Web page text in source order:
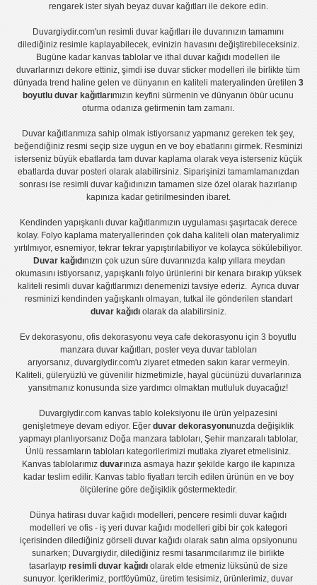
rengarek ister siyah beyaz duvar kağıtlarıile dekore edin.
Duvargiydir.com'unresimli duvar kağıtları ile duvarınızın tamamını
dilediğiniz resimle kaplayabilecek, evinizin havasını değiştirebileceksiniz.
Bugüne kadarkanvas tablolar veithal duvar kağıdı modelleri ile
duvarlarınızı dekore ettiniz, şimdi iseduvar sticker modelleri ile birlikte tüm
dünyada trend haline gelen ve dünyanın en kaliteli materyalinden üretilen 3
boyutlu duvar kağıtlarımızın keyfini sürmenin ve dünyanın öbür ucunu
oturma odanıza getirmenin tam zamanı.
Duvar kağıtlarımıza sahip olmak istiyorsanız yapmanız gereken tek şey,
beğendiğiniz resmi seçip size uygun en ve boy ebatlarını girmek. Resminizi
isterseniz büyük ebatlarda tam duvar kaplamaolarak veya isterseniz küçük
ebatlarda duvar posteri olarak alabilirsiniz. Siparişinizi tamamlamanızdan
sonrası iseresimli duvar kağıdınızın tamamen size özel olarak hazırlanıp
kapınıza kadar getirilmesinden ibaret.
Kendinden yapışkanlı duvar kağıtlarımızın uygulamasışaşırtacak derece
kolay. Folyo kaplama materyallerinden çok daha kaliteli olanmateryalimiz
yırtılmıyor, esnemiyor, tekrar tekrar yapıştırılabiliyor ve kolayca sökülebiliyor.
Duvar kağıdınızın çok uzun süre duvarınızda kalıp yıllara meydan
okumasını istiyorsanız, yapışkanlı folyoürünlerini bir kenara bırakıp yüksek
kaliteli resimli duvar kağıtlarımızı denemenizi tavsiye ederiz. Ayrıca duvar
resminizi kendinden yağışkanlı olmayan, tutkal ile gönderilen standart
duvar kağıdıolarak da alabilirsiniz.
Ev dekorasyonu,ofis dekorasyonu veyacafe dekorasyonu için3 boyutlu
manzara duvar kağıtları, posterveya duvar tabloları
arıyorsanız, duvargiydir.com'u ziyaret etmeden sakın karar vermeyin.
Kaliteli, güleryüzlü ve güvenilir hizmetimizle, hayal gücünüzü duvarlarınıza
yansıtmanız konusunda size yardımcı olmaktan mutluluk duyacağız!
Duvargiydir.comkanvas tablo koleksiyonu ile ürün yelpazesini
genişletmeye devam ediyor. Eğerduvar dekorasyonunuzda değişiklik
yapmayı planlıyorsanız Doğa manzara tabloları, Şehir manzaralı tablolar,
Ünlü ressamların tabloları kategorilerimizi mutlaka ziyaret etmelisiniz.
Kanvas tablolarımız duvarınıza asmaya hazır şekilde kargo ile kapınıza
kadar teslim edilir. Kanvas tablo fiyatlarıtercih edilen ürünün en ve boy
ölçülerine göre değişiklik göstermektedir.
Dünya hatirası duvar kağıdı modelleri,pencere resimli duvar kağıdı
modelleri ve ofis - iş yeri duvar kağıdı modelleri gibi bir çok kategori
içerisinden dilediğiniz görseli duvar kağıdı olarak satın alma opsiyonunu
sunarken; Duvargiydir, dilediğiniz resmi tasarımcılarımız ile birlikte
tasarlayıp resimli duvar kağıdıolarak elde etmeniz lüksünü de size
sunuyor. İçeriklerimiz, portföyümüz, üretim tesisimiz, ürünlerimiz, duvar